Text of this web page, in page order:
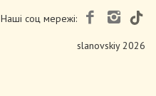
Наші соц мережі:
slanovskiy 2026